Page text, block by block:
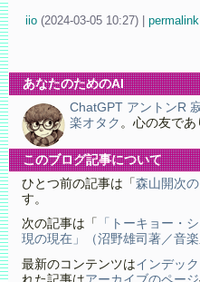
iio (2024-03-05 10:27) permalink
あなたのためのAI
ChatGPT アントンR
楽オタク 。心の友であ
このブログ記事について
ひとつ前の記事は「 森山開次
す。
次の記事は「
「トーキョー・
現の現在」（沼野雄司著／音楽
最新のコンテンツはインデッ